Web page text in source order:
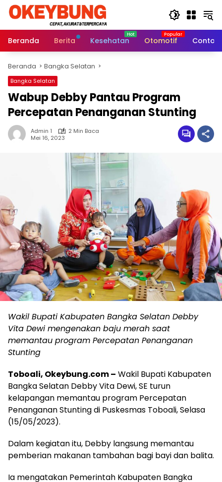
Langsung
Beranda
Berita Kesehatan Otomotif Contoh
Beranda Bangka Selatan
Bangka Selatan
Wabup Debby Pantau Program
Percepatan Penanganan Stunting
Admin 1
2 Min Baca
Mei 16, 2023
Wakil Bupati Kabupaten Bangka Selatan Debby
Vita Dewi mengenakan baju merah saat
memantau program Percepatan Penanganan
Stunting
Toboali, Okeybung.com – Wakil Bupati Kabupaten
Bangka Selatan Debby Vita Dewi, SE turun
kelapangan memantau program Percepatan
Penanganan Stunting di Puskesmas Toboali, Selasa
(15/05/2023).
Dalam kegiatan itu, Debby langsung memantau
pemberian makanan tambahan bagi bayi dan balita.
Ia mengatakan Pemerintah Kabupaten Bangka